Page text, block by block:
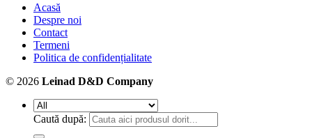
Acasă
Despre noi
Contact
Termeni
Politica de confidențialitate
© 2026 Leinad D&D Company
Caută după: